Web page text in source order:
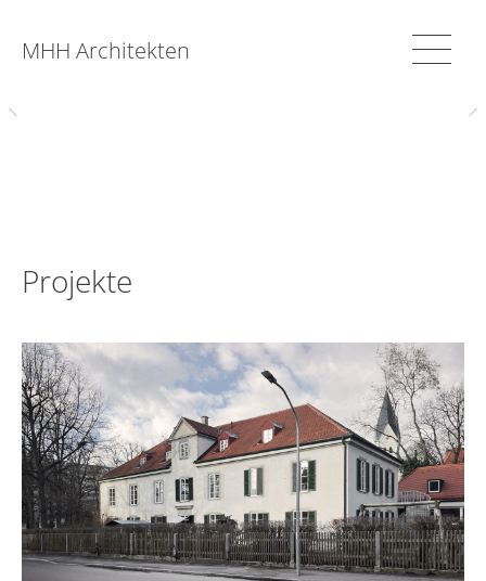
MHH Architekten
Projekte